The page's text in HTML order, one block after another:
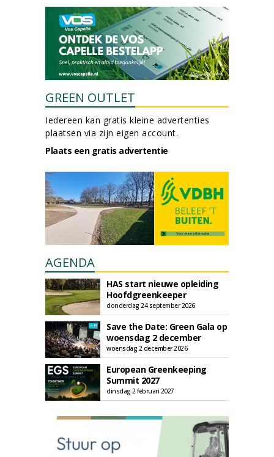
GREEN OUTLET
Iedereen kan gratis kleine advertenties
plaatsen via zijn eigen account.
Plaats een gratis advertentie
AGENDA
HAS start nieuwe opleiding
Hoofdgreenkeeper
donderdag 24 september 2026
Save the Date: Green Gala op
woensdag 2 december
woensdag 2 december 2026
European Greenkeeping
Summit 2027
dinsdag 2 februari 2027